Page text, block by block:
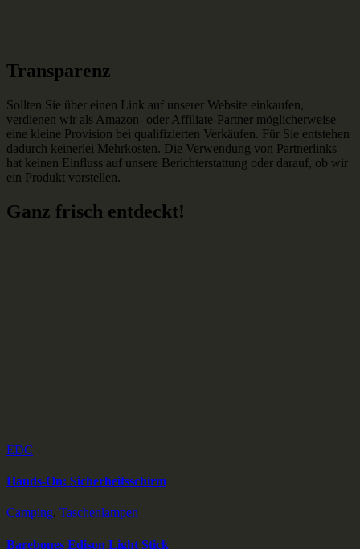
Transparenz
Sollten Sie über einen Link auf unserer Website einkaufen,
verdienen wir als Amazon- oder Affiliate-Partner möglicherweise
eine kleine Provision bei qualifizierten Verkäufen. Für Sie entstehen
dadurch keinerlei Mehrkosten. Die Verwendung von Partnerlinks
hat keinen Einfluss auf unsere Berichterstattung oder darauf, ob wir
ein Produkt vorstellen.
Ganz frisch entdeckt!
EDC
Hands-On: Sicherheitsschirm
Camping, Taschenlampen
Barebones Edison Light Stick